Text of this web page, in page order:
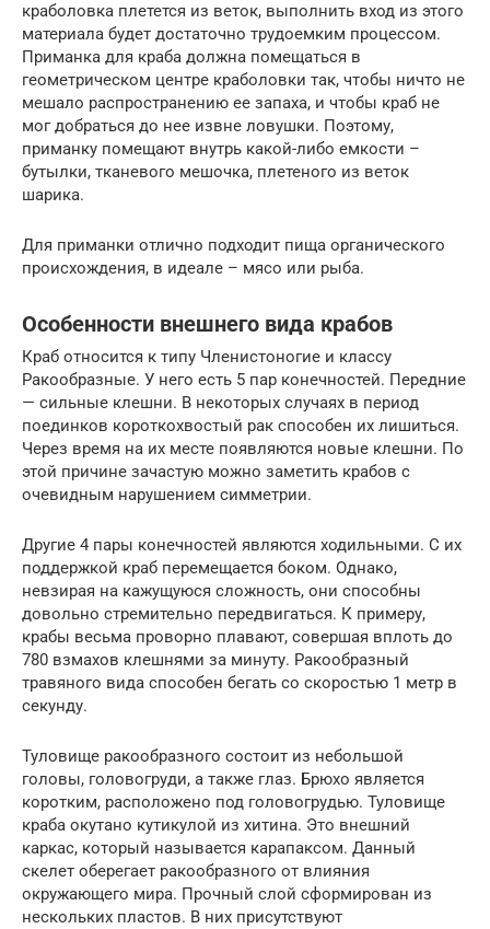
краболовка плетется из веток, выполнить вход из этого
материала будет достаточно трудоемким процессом.
Приманка для краба должна помещаться в
геометрическом центре краболовки так, чтобы ничто не
мешало распространению ее запаха, и чтобы краб не
мог добраться до нее извне ловушки. Поэтому,
приманку помещают внутрь какой-либо емкости –
бутылки, тканевого мешочка, плетеного из веток
шарика.
Для приманки отлично подходит пища органического
происхождения, в идеале – мясо или рыба.
Особенности внешнего вида крабов
Краб относится к типу Членистоногие и классу
Ракообразные. У него есть 5 пар конечностей. Передние
— сильные клешни. В некоторых случаях в период
поединков короткохвостый рак способен их лишиться.
Через время на их месте появляются новые клешни. По
этой причине зачастую можно заметить крабов с
очевидным нарушением симметрии.
Другие 4 пары конечностей являются ходильными. С их
поддержкой краб перемещается боком. Однако,
невзирая на кажущуюся сложность, они способны
довольно стремительно передвигаться. К примеру,
крабы весьма проворно плавают, совершая вплоть до
780 взмахов клешнями за минуту. Ракообразный
травяного вида способен бегать со скоростью 1 метр в
секунду.
Туловище ракообразного состоит из небольшой
головы, головогруди, а также глаз. Брюхо является
коротким, расположено под головогрудью. Туловище
краба окутано кутикулой из хитина. Это внешний
каркас, который называется карапаксом. Данный
скелет оберегает ракообразного от влияния
окружающего мира. Прочный слой сформирован из
нескольких пластов. В них присутствуют